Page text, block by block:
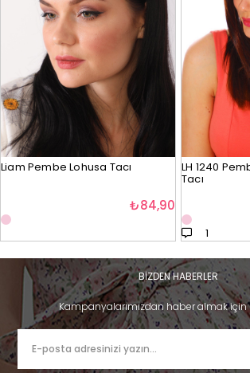
Liam Pembe Lohusa Tacı
₺84,90
LH 1240
Tacı
1
BİZDEN HABERLER
Kampanyalarımızdan haber almak için